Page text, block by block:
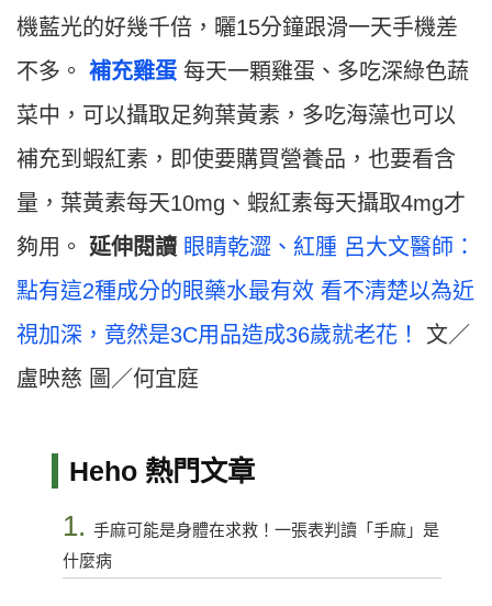
機藍光的好幾千倍，曬15分鐘跟滑一天手機差
不多。 補充雞蛋 每天一顆雞蛋、多吃深綠色蔬
菜中，可以攝取足夠葉黃素，多吃海藻也可以
補充到蝦紅素，即使要購買營養品，也要看含
量，葉黃素每天10mg、蝦紅素每天攝取4mg才
夠用。 延伸閱讀 眼睛乾澀、紅腫 呂大文醫師：
點有這2種成分的眼藥水最有效 看不清楚以為近
視加深，竟然是3C用品造成36歲就老花！
文／
盧映慈 圖／何宜庭
Heho 熱門文章
1. 手麻可能是身體在求救！一張表判讀「手麻」是
什麼病